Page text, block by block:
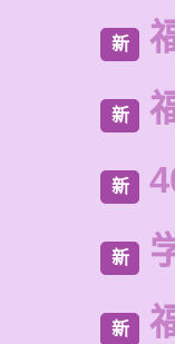
新
新
新
新
新